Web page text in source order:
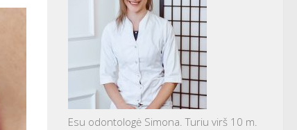
Esu odontologė Simona. Turiu virš 10 m.